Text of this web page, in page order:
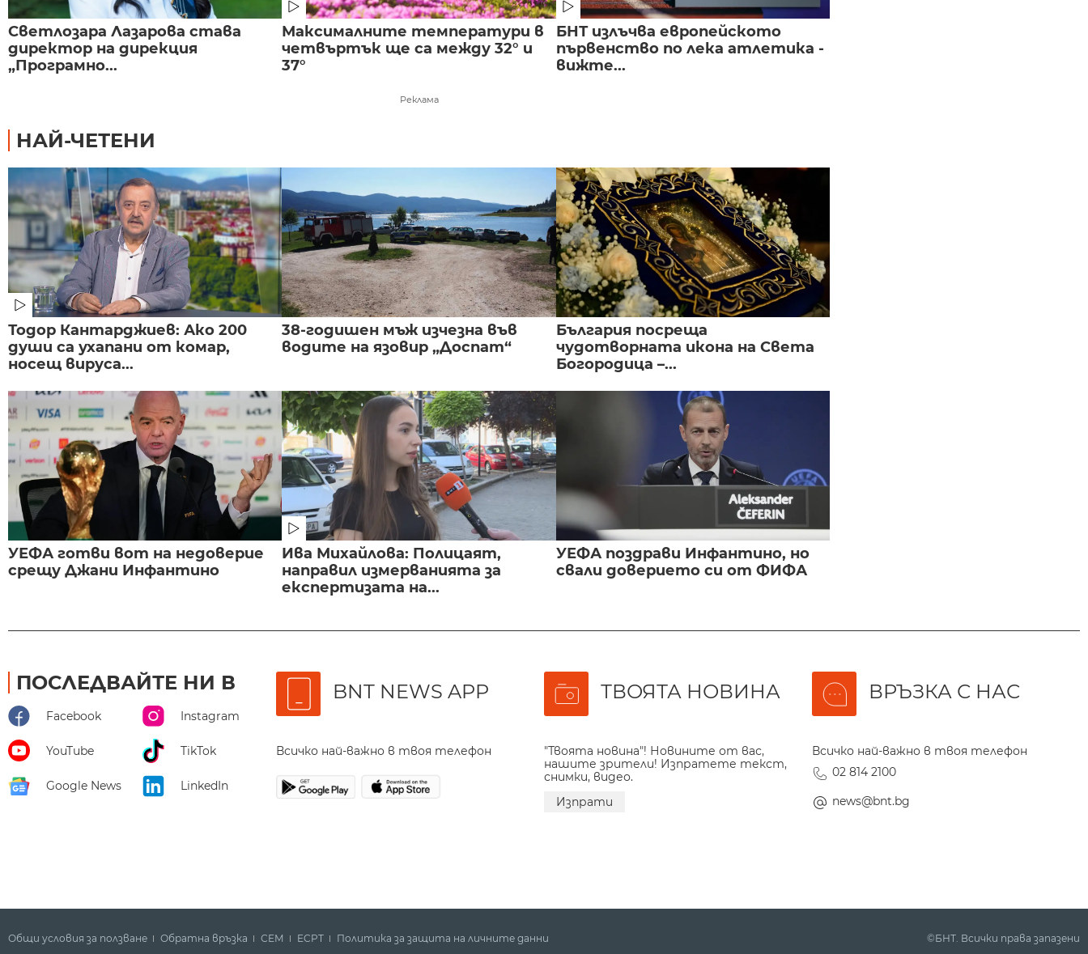
Светлозара Лазарова става
директор на дирекция
„Програмно...
Максималните температури в
четвъртък ще са между 32° и
37°
БНТ излъчва европейското
първенство по лека атлетика -
вижте...
Реклама
НАЙ-ЧЕТЕНИ
Тодор Кантарджиев: Ако 200
души са ухапани от комар,
носещ вируса...
38-годишен мъж изчезна във
водите на язовир „Доспат“
България посреща
чудотворната икона на Света
Богородица –...
УЕФА готви вот на недоверие
срещу Джани Инфантино
Ива Михайлова: Полицаят,
направил измерванията за
експертизата на...
УЕФА поздрави Инфантино, но
свали доверието си от ФИФА
ПОСЛЕДВАЙТЕ НИ В
Facebook Instagram
YouTube TikTok
Google News LinkedIn
BNT NEWS APP
Всичко най-важно в твоя телефон
ТВОЯТА НОВИНА
"Твоята новина"! Новините от вас,
нашите зрители! Изпратете текст,
снимки, видео.
Изпрати
ВРЪЗКА С НАС
Всичко най-важно в твоя телефон
02 814 2100
news@bnt.bg
Общи условия за ползване Обратна връзка СЕМ ECPT Политика за защита на личните данни
©БНТ. Всички права запазени